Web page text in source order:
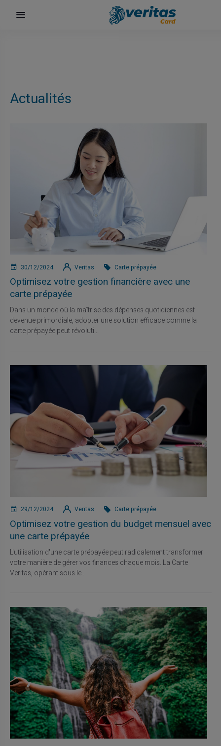
Actualités
30/12/2024 Veritas Carte prépayée
Optimisez votre gestion financière avec une
carte prépayée
Dans un monde où la maîtrise des dépenses quotidiennes est
devenue primordiale, adopter une solution efficace comme la
carte prépayée peut révoluti...
29/12/2024 Veritas Carte prépayée
Optimisez votre gestion du budget mensuel avec
une carte prépayée
L'utilisation d'une carte prépayée peut radicalement transformer
votre manière de gérer vos finances chaque mois. La Carte
Veritas, opérant sous le...